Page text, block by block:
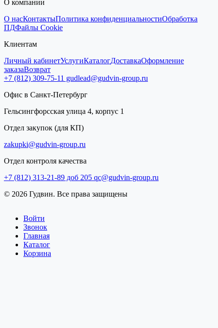
О компании
О насКонтактыПолитика конфиденциальностиОбработка
ПДФайлы Cookie
Клиентам
Личный кабинетУслугиКаталогДоставкаОформление
заказаВозврат
+7 (812) 309-75-11 gudlead@gudvin-group.ru
Офис в Санкт-Петербург
Гельсингфорсская улица 4, корпус 1
Отдел закупок (для КП)
zakupki@gudvin-group.ru
Отдел контроля качества
+7 (812) 313-21-89 доб 205 qc@gudvin-group.ru
© 2026 Гудвин. Все права защищены
Войти
Звонок
Главная
Каталог
Корзина